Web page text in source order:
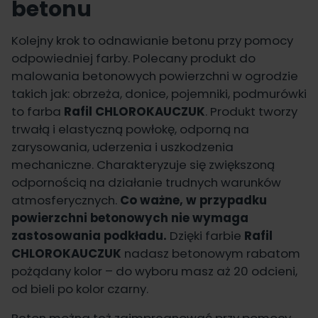
betonu
Kolejny krok to odnawianie betonu przy pomocy
odpowiedniej farby. Polecany produkt do
malowania betonowych powierzchni w ogrodzie
takich jak: obrzeża, donice, pojemniki, podmurówki
to farba Rafil CHLOROKAUCZUK. Produkt tworzy
trwałą i elastyczną powłokę, odporną na
zarysowania, uderzenia i uszkodzenia
mechaniczne. Charakteryzuje się zwiększoną
odpornością na działanie trudnych warunków
atmosferycznych. Co ważne, w przypadku
powierzchni betonowych nie wymaga
zastosowania podkładu. Dzięki farbie Rafil
CHLOROKAUCZUK nadasz betonowym rabatom
pożądany kolor – do wyboru masz aż 20 odcieni,
od bieli po kolor czarny.